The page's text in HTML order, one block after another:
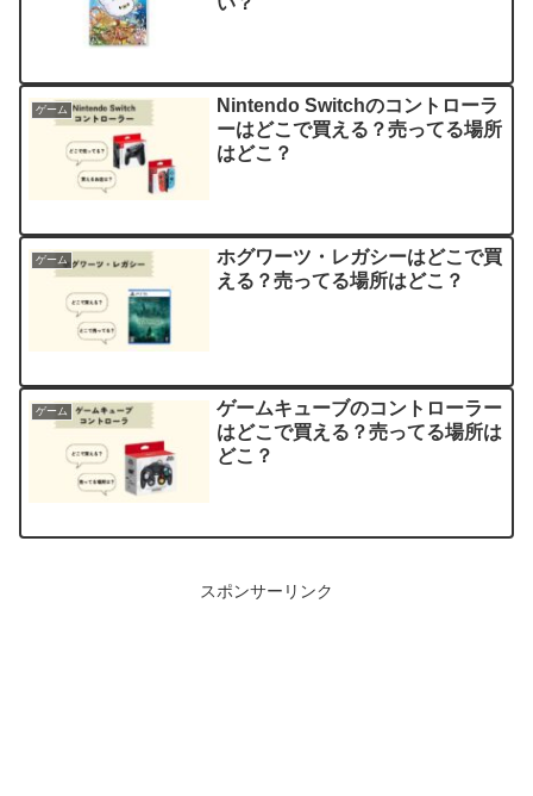
ゲーム
Nintendo Switchのコントローラ
ーはどこで買える？売ってる場所
はどこ？
ゲーム
ホグワーツ・レガシーはどこで買
える？売ってる場所はどこ？
ゲーム
ゲームキューブのコントローラー
はどこで買える？売ってる場所は
どこ？
スポンサーリンク